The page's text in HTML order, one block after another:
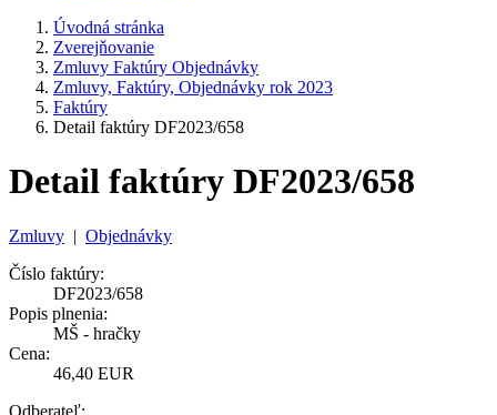
Úvodná stránka
Zverejňovanie
Zmluvy Faktúry Objednávky
Zmluvy, Faktúry, Objednávky rok 2023
Faktúry
Detail faktúry DF2023/658
Detail faktúry DF2023/658
Zmluvy | Objednávky
Číslo faktúry:
DF2023/658
Popis plnenia:
MŠ - hračky
Cena:
46,40 EUR
Odberateľ: